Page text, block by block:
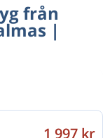
från
|
1 997 kr